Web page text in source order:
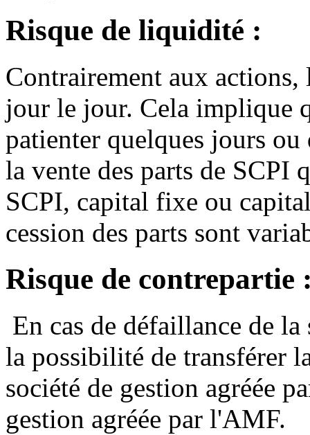
Risque de liquidité :
Contrairement aux actions,
jour le jour. Cela implique
patienter quelques jours ou
la vente des parts de SCPI
SCPI, capital fixe ou
cession des parts sont
Risque de contrepartie
En cas de défaillance de
la possibilité de transférer
société de gestion agréée
gestion agréée par l'AMF.